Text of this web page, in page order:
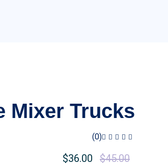
Mixer Trucks
(0)
$45.00
$36.00